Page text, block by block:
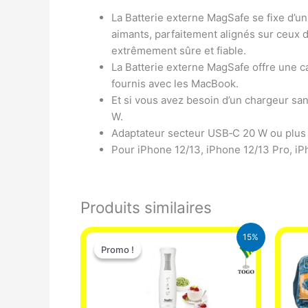
La Batterie externe MagSafe se fixe
aimants, parfaitement alignés sur ceux
extrêmement sûre et fiable.
La Batterie externe MagSafe offre une
fournis avec les MacBook.
Et si vous avez besoin d’un chargeur
W.
Adaptateur secteur USB‑C 20 W ou
Pour iPhone 12/13, iPhone 12/13 Pro,
Produits similaires
15%
Promo !
Promo !
Le
initial
12.900 CFA.
Le
11.000 CFA.